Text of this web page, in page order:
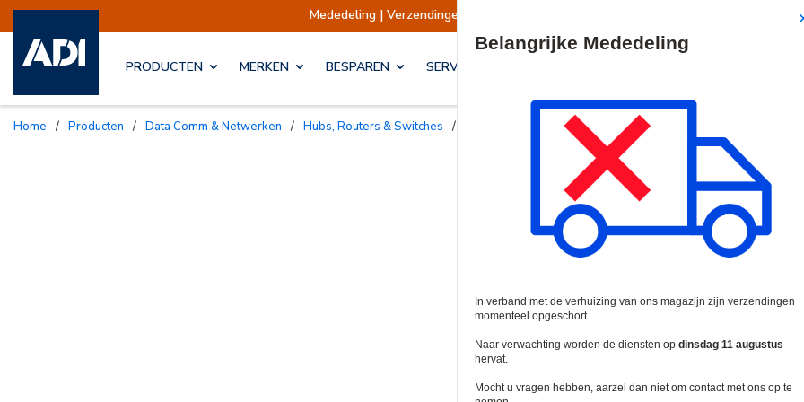
Mededeling | Verzendingen opgeschort Verzendingen worden op
PRODUCTEN MERKEN BESPAREN SERVICES & OPLOSSINGEN
Home / Producten / Data Comm & Netwerken / Hubs, Routers & Switches /